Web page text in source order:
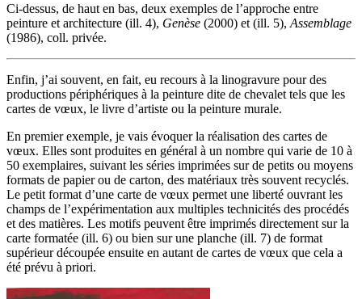
Ci-dessus, de haut en bas, deux exemples de l’approche entre
peinture et architecture (ill. 4), Genèse (2000) et (ill. 5), Assemblage
(1986), coll. privée.
Enfin, j’ai souvent, en fait, eu recours à la linogravure pour des
productions périphériques à la peinture dite de chevalet tels que les
cartes de vœux, le livre d’artiste ou la peinture murale.
En premier exemple, je vais évoquer la réalisation des cartes de
vœux. Elles sont produites en général à un nombre qui varie de 10 à
50 exemplaires, suivant les séries imprimées sur de petits ou moyens
formats de papier ou de carton, des matériaux très souvent recyclés.
Le petit format d’une carte de vœux permet une liberté ouvrant les
champs de l’expérimentation aux multiples technicités des procédés
et des matières. Les motifs peuvent être imprimés directement sur la
carte formatée (ill. 6) ou bien sur une planche (ill. 7) de format
supérieur découpée ensuite en autant de cartes de vœux que cela a
été prévu à priori.